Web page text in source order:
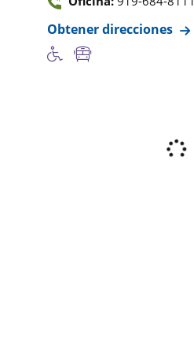
Obtener direcciones